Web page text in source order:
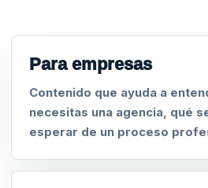
Para empresas
Contenido que ayuda a
necesitas una agencia, qué
esperar de un proceso